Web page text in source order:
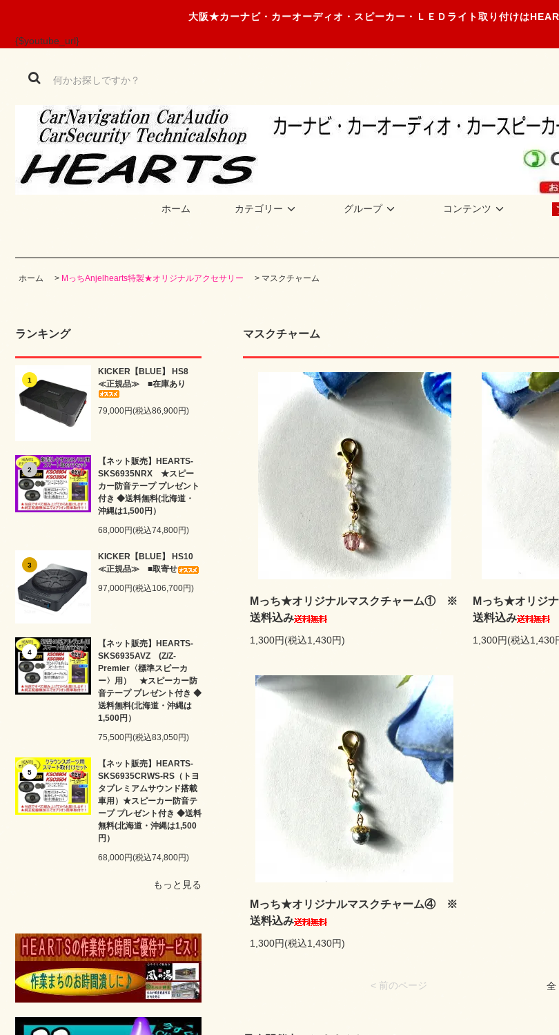
大阪★カーナビ・カーオーディオ・スピーカー・ＬＥＤライト取り付けは
{$youtube_url}
ホーム カテゴリー グループ コンテンツ
ホーム > MっちAnjelhearts特製★オリジナルアクセサリー > マスクチャーム
ランキング
1
KICKER【BLUE】 HS8
≪正規品≫ ■在庫あり
79,000円(税込86,900円)
2
【ネット販売】HEARTS-
SKS6935NRX ★スピー
カー防音テープ プレゼント
付き ◆送料無料(北海道・
沖縄は1,500円）
68,000円(税込74,800円)
3
KICKER【BLUE】 HS10
≪正規品≫ ■取寄せ
97,000円(税込106,700円)
4
【ネット販売】HEARTS-
SKS6935AVZ (Z/Z-
Premier〈標準スピーカ
ー〉用） ★スピーカー防
音テープ プレゼント付き ◆
送料無料(北海道・沖縄は
1,500円）
75,500円(税込83,050円)
5
【ネット販売】HEARTS-
SKS6935CRWS-RS（トヨ
タプレミアムサウンド搭載
車用）★スピーカー防音テ
ープ プレゼント付き ◆送料
無料(北海道・沖縄は1,500
円）
68,000円(税込74,800円)
もっと見る
マスクチャーム
Mっち★オリジナルマスクチャーム① ※
送料込み
1,300円(税込1,430円)
Mっち★オリジ
送料込み
1,300円(税込1,430
Mっち★オリジナルマスクチャーム④ ※
送料込み
1,300円(税込1,430円)
< 前のページ 全